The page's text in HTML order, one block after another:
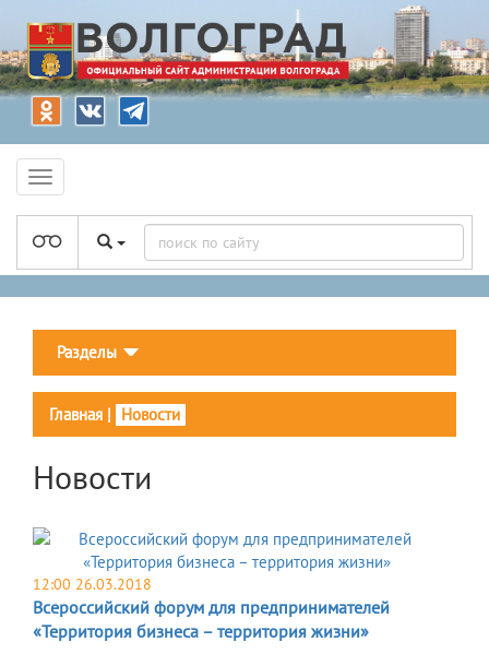
Разделы
Главная | Новости
Новости
12:00 26.03.2018
Всероссийский форум для предпринимателей
«Территория бизнеса – территория жизни»